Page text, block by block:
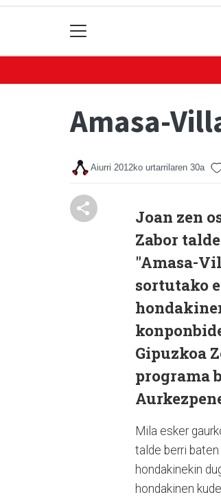
Amasa-
Aiurri 2012ko urtarrilaren 30a
Joan zen
Zabor
"Amasa-
sortutako
Gipuzkoa
programa
Mila esker
talde berri
hondakinekin
hondakinen